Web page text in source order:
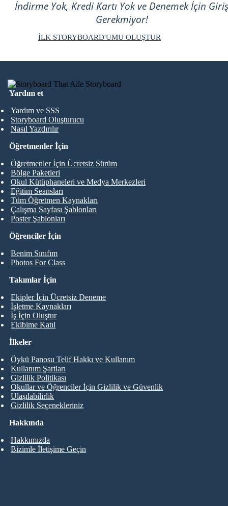
İndirme Yok, Kredi Kartı Yok ve Denemek İçin Giriş
Gerekmiyor!
İLK STORYBOARD'UMU OLUŞTUR
Yardım et
Yardım ve SSS
Storyboard Oluşturucu
Nasıl Yazdırılır
Öğrenciler İçin
Benim Sınıfım
Photos For Class
Öğretmenler İçin
Öğretmenler İçin Ücretsiz Sürüm
Bölge Paketleri
Okul Kütüphaneleri ve Medya Merkezleri
Eğitim Seansları
Tüm Öğretmen Kaynakları
Çalışma Sayfası Şablonları
Poster Şablonları
Takımlar İçin
Ekipler İçin Ücretsiz Deneme
İşletme Kaynakları
İş İçin Oluştur
Ekibime Katıl
Hakkında
Hakkımızda
Bizimle İletişime Geçin
İlkeler
Öykü Panosu Telif Hakkı ve Kullanım
Kullanım Şartları
Gizlilik Politikası
Okullar ve Öğrenciler İçin Gizlilik ve Güvenlik
Ulaşılabilirlik
Gizlilik Seçenekleriniz